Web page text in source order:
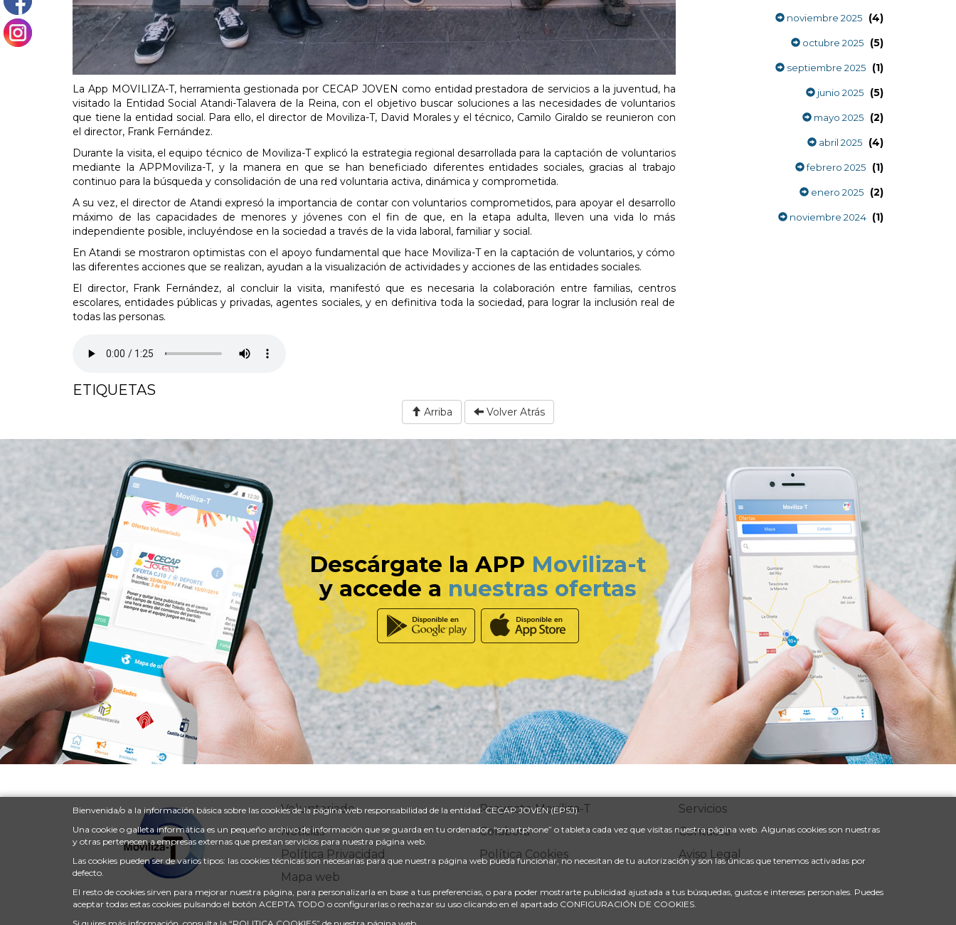
La App MOVILIZA-T, herramienta gestionada por CECAP JOVEN como entidad prestadora de servicios a la juventud, ha
visitado la Entidad Social Atandi-Talavera de la Reina, con el objetivo buscar soluciones a las necesidades de voluntarios
que tiene la entidad social. Para ello, el director de Moviliza-T, David Morales y el técnico, Camilo Giraldo se reunieron con
el director, Frank Fernández.
Durante la visita, el equipo técnico de Moviliza-T explicó la estrategia regional desarrollada para la captación de voluntarios
mediante la APPMoviliza-T, y la manera en que se han beneficiado diferentes entidades sociales, gracias al trabajo
continuo para la búsqueda y consolidación de una red voluntaria activa, dinámica y comprometida.
A su vez, el director de Atandi expresó la importancia de contar con voluntarios comprometidos, para apoyar el desarrollo
máximo de las capacidades de menores y jóvenes con el fin de que, en la etapa adulta, lleven una vida lo más
independiente posible, incluyéndose en la sociedad a través de la vida laboral, familiar y social.
En Atandi se mostraron optimistas con el apoyo fundamental que hace Moviliza-T en la captación de voluntarios, y cómo
las diferentes acciones que se realizan, ayudan a la visualización de actividades y acciones de las entidades sociales.
El director, Frank Fernández, al concluir la visita, manifestó que es necesaria la colaboración entre familias, centros
escolares, entidades públicas y privadas, agentes sociales, y en definitiva toda la sociedad, para lograr la inclusión real de
todas las personas.
noviembre 2025 (4)
octubre 2025 (5)
septiembre 2025 (1)
junio 2025 (5)
mayo 2025 (2)
abril 2025 (4)
febrero 2025 (1)
enero 2025 (2)
noviembre 2024 (1)
ETIQUETAS
Arriba Volver Atrás
Descárgate la APP Moviliza-t
y accede a nuestras ofertas
Voluntariado Proyecto Moviliza-T
Servicios
Noticias
Colabora
Contacto
Política Privacidad
Política Cookies
Aviso Legal
Mapa web
Bienvenida/o a la información básica sobre las cookies de la página web responsabilidad de la entidad: CECAP JOVEN (EPSJ).
Una cookie o galleta informática es un pequeño archivo de información que se guarda en tu ordenador, “smartphone” o tableta cada vez que visitas nuestra página web. Algunas cookies son nuestras
y otras pertenecen a empresas externas que prestan servicios para nuestra página web.
Las cookies pueden ser de varios tipos: las cookies técnicas son necesarias para que nuestra página web pueda funcionar, no necesitan de tu autorización y son las únicas que tenemos activadas por
defecto.
El resto de cookies sirven para mejorar nuestra página, para personalizarla en base a tus preferencias, o para poder mostrarte publicidad ajustada a tus búsquedas, gustos e intereses personales. Puedes
aceptar todas estas cookies pulsando el botón ACEPTA TODO o configurarlas o rechazar su uso clicando en el apartado CONFIGURACIÓN DE COOKIES.